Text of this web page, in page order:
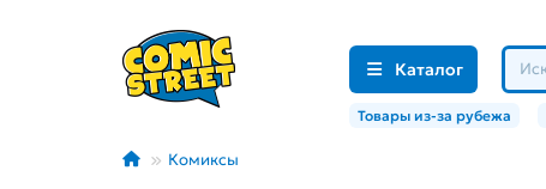
Каталог
Товары из-за рубежа
Комиксы